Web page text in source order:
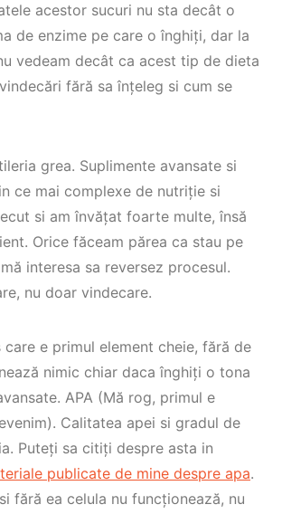
acestor sucuri nu sta decât o
de enzime pe care o înghiți, dar la
vedeam decât ca acest tip de dieta
fără sa înțeleg si cum se
grea. Suplimente avansate si
ce mai complexe de nutriție si
si am învățat foarte multe, însă
Orice făceam părea ca stau pe
interesa sa reversez procesul.
nu doar vindecare.
e primul element cheie, fără de
nimic chiar daca înghiți o tona
APA (Mă rog, primul e
Calitatea apei si gradul de
Puteți sa citiți despre asta in
publicate de mine despre apa.
fără ea celula nu funcționează, nu